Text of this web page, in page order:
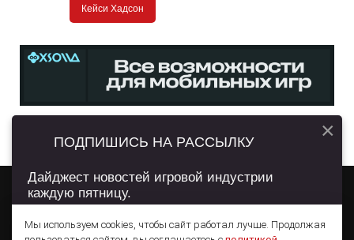
Кейси Хадсон
Мы используем cookies, чтобы сайт работал лучше. Продолжая
ПОДПИШИСЬ НА РАССЫЛКУ
Дайджест новостей игровой индустрии
каждую пятницу.
×